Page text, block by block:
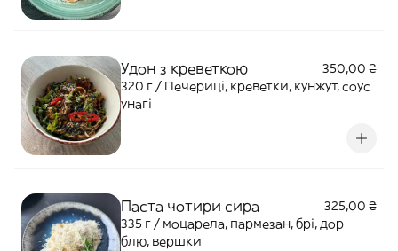
Удон з креветкою
350,00 ₴
320 г / Печериці, креветки, кунжут, соус
унагі
Паста чотири сира
325,00 ₴
335 г / моцарела, пармезан, брі, дор-
блю, вершки